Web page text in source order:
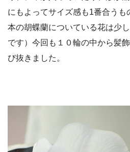
にもよってサイズ感も1番合うも
本の胡蝶蘭についている花は少
です）今回も１０輪の中から髪
び抜きました。